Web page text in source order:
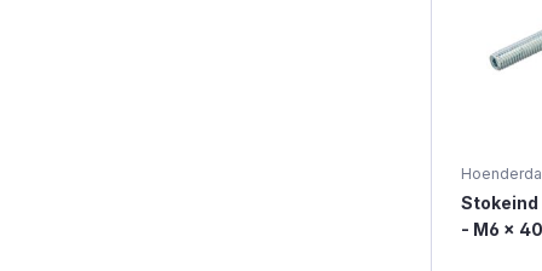
meer
materiaal
Stokeind
- M6 x